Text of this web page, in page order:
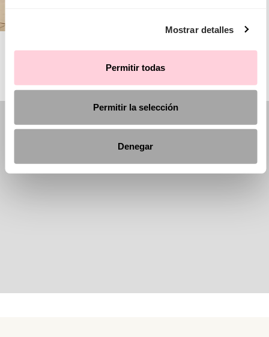
Mostrar detalles
Permitir todas
Permitir la selección
Denegar